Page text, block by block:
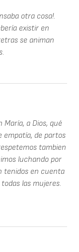
otra cosa!.
existir en
se animan
María, a Dios, qué
empatía, de partos
tambien
luchando por
tenidos en cuenta
las mujeres.